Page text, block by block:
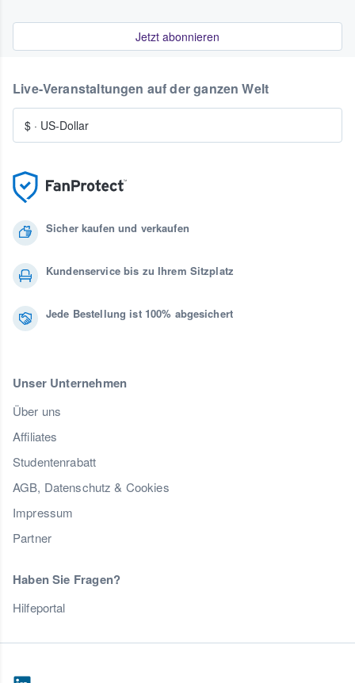
Jetzt abonnieren
Sicher kaufen und verkaufen
Kundenservice bis zu Ihrem Sitzplatz
Jede Bestellung ist 100% abgesichert
Unser Unternehmen
Über uns
Affiliates
Studentenrabatt
AGB, Datenschutz & Cookies
Impressum
Partner
Haben Sie Fragen?
Hilfeportal
Live-Veranstaltungen auf der ganzen Welt
$ · US-Dollar